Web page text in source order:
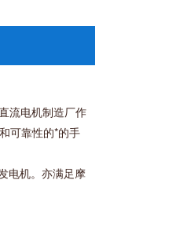
流电机制造厂作
可靠性的*的手
电机。亦满足摩